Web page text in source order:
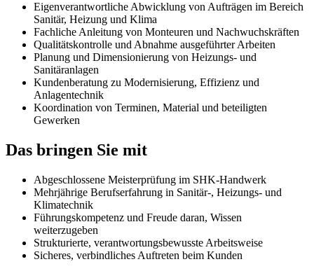
Eigenverantwortliche Abwicklung von Aufträgen im Bereich
Sanitär, Heizung und Klima
Fachliche Anleitung von Monteuren und Nachwuchskräften
Qualitätskontrolle und Abnahme ausgeführter Arbeiten
Planung und Dimensionierung von Heizungs- und
Sanitäranlagen
Kundenberatung zu Modernisierung, Effizienz und
Anlagentechnik
Koordination von Terminen, Material und beteiligten
Gewerken
Das bringen Sie mit
Abgeschlossene Meisterprüfung im SHK-Handwerk
Mehrjährige Berufserfahrung in Sanitär-, Heizungs- und
Klimatechnik
Führungskompetenz und Freude daran, Wissen
weiterzugeben
Strukturierte, verantwortungsbewusste Arbeitsweise
Sicheres, verbindliches Auftreten beim Kunden